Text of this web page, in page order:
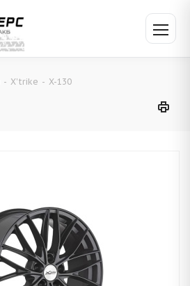
- X'trike - X-130